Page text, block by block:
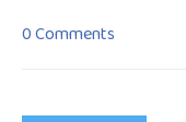
0 Comments